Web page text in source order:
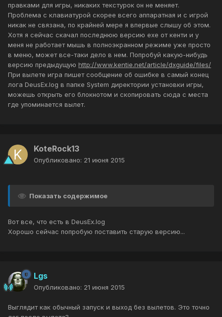
правками для игры, никаких текстурок он не меняет.
Проблема с клавиатурой скорее всего аппаратная и с игрой
никак не связана, по крайней мере я впервые слышу об этом.
Хотя я сейчас скачал последнюю версию exe от кенти и у
меня не работает мышь в полноэкранном режиме уже просто
в меню, может все-таки дело в нем. Попробуй какую-нибудь
версию предыдущую http://www.kentie.net/article/dxguide/files/
При вылете игра пишет сообщение об ошибке в самый конец
лога DeusEx.log в папке System директории установки игры,
можешь открыть его блокнотом и скопировать сюда с места
где упоминается вылет.
KoteRock13
Опубликовано: 21 июня 2015
Показать содержимое
Вот все, что есть в DeusEx.log
Хорошо сейчас попробую поставить старую версию...
Lgs
Опубликовано: 21 июня 2015
Выглядит как обычный запуск и выход без вылетов. Это точно